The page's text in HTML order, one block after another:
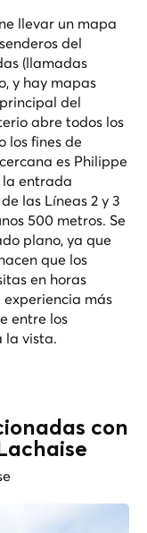
llevar un mapa
del
(llamadas
y hay mapas
del
abre todos los
los fines de
es Philippe
la entrada
las Líneas 2 y 3
500 metros. Se
plano, ya que
que los
en horas
más
entre los
la vista.
con